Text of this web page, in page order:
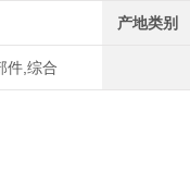
产地类别
件,综合